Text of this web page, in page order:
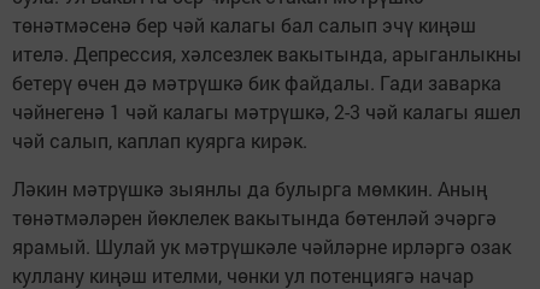
төнәтмәсенә бер чәй калагы бал салып эчү киңәш
ителә. Депрессия, хәлсезлек вакытында, арыганлыкны
бетерү өчен дә мәтрүшкә бик файдалы. Гади заварка
чәйнегенә 1 чәй калагы мәтрүшкә, 2-3 чәй калагы яшел
чәй салып, каплап куярга кирәк.
Ләкин мәтрүшкә зыянлы да булырга мөмкин. Аның
төнәтмәләрен йөклелек вакытында бөтенләй эчәргә
ярамый. Шулай ук мәтрүшкәле чәйләрне ирләргә озак
куллану киңәш ителми, чөнки ул потенциягә начар